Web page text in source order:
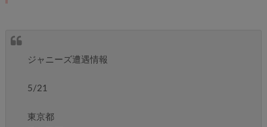
ジャニーズ遭遇情報
5/21
東京都